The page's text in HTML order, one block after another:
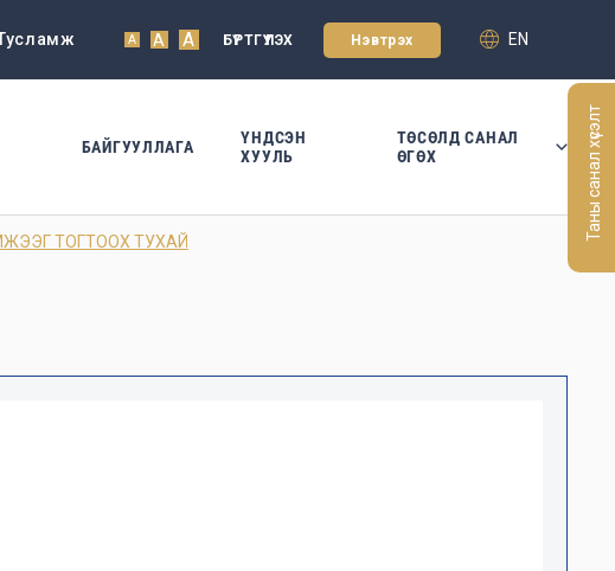
A A A БҮРТГҮҮЛЭХ Нэвтрэх EN
БАЙГУУЛЛАГА
ҮНДСЭН
ХУУЛЬ
ТӨСӨЛД САНАЛ
ӨГӨХ
ТОГТООХ ТУХАЙ Таны санал хүсэлт